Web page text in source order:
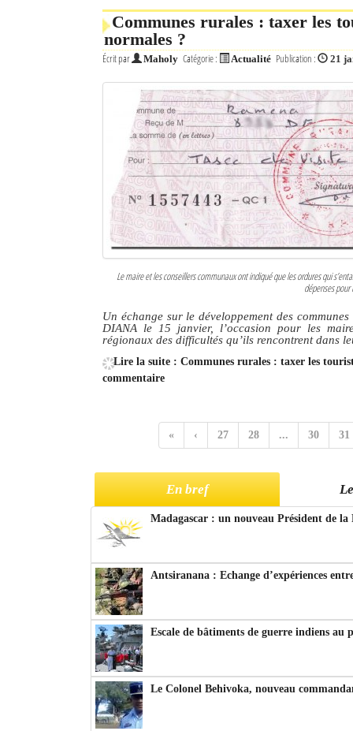
Communes rurales : taxer les
normales ?
Écrit par Maholy Catégorie : Actualité Publication : 21
Le maire et les conseillers communaux ont indiqué que les ordures qui
dépenses
Un échange sur le développement des
DIANA le 15 janvier, l’occasion pour les
régionaux des difficultés qu’ils rencontrent dans
Lire la suite : Communes rurales : taxer les
commentaire
« ‹ 27 28 ... 30 31
En bref
Madagascar : un nouveau Président de
Antsiranana : Echange d’expériences
Escale de bâtiments de guerre indiens au
Le Colonel Behivoka, nouveau